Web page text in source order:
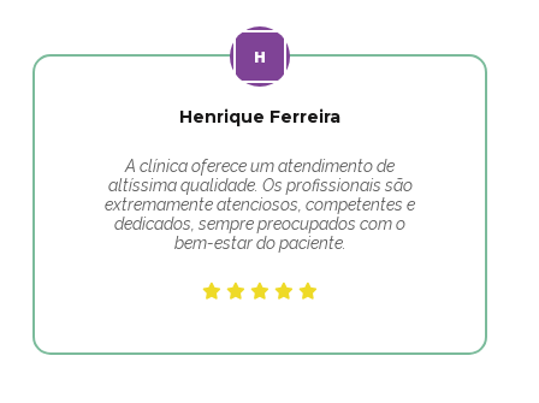
Henrique Ferreira
A clínica oferece um atendimento de
altíssima qualidade. Os profissionais são
extremamente atenciosos, competentes e
dedicados, sempre preocupados com o
bem-estar do paciente.